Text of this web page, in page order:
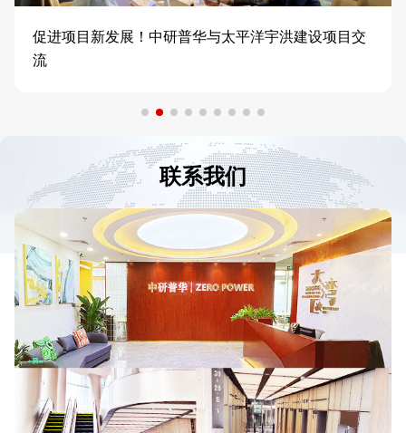
促进项目新发展！中研普华与太平洋宇洪建设项目交
流
联系我们